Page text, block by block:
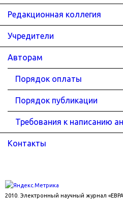
Редакционная коллегия
Учредители
Авторам
Порядок оплаты
Порядок публикации
Требования к написанию
Контакты
2010. Электронный научный журнал